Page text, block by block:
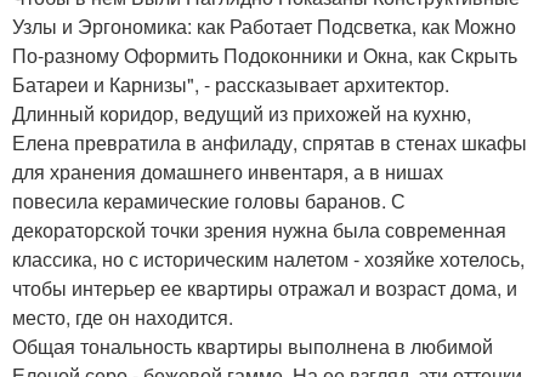
Узлы и Эргономика: как Работает Подсветка, как Можно
По-разному Оформить Подоконники и Окна, как Скрыть
Батареи и Карнизы", - рассказывает архитектор.
Длинный коридор, ведущий из прихожей на кухню,
Елена превратила в анфиладу, спрятав в стенах шкафы
для хранения домашнего инвентаря, а в нишах
повесила керамические головы баранов. С
декораторской точки зрения нужна была современная
классика, но с историческим налетом - хозяйке хотелось,
чтобы интерьер ее квартиры отражал и возраст дома, и
место, где он находится.
Общая тональность квартиры выполнена в любимой